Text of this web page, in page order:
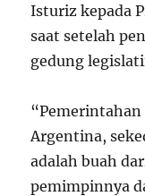
Isturiz kepada
saat setelah
gedung
Argentina,
adalah buah
pemimpinnya